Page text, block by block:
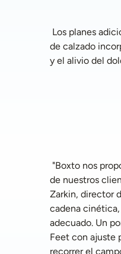
de calzado
y el alivio del
de nuestros
Zarkin, director
cadena
adecuado. Un
Feet con ajuste
recorrer el